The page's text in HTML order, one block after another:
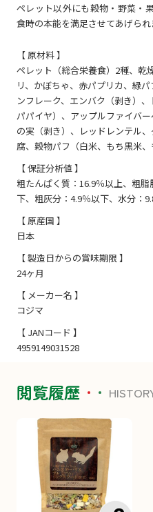
ペレット以外にも穀物・野菜・
食時の本能を満足させてあげら
【 原材料 】
ペレット（総合栄養食）2種、乾
リ、かぼちゃ、赤パプリカ、緑
ンフレーク、エンバク（剥き）
パパイヤ）、アップルファイバ
の実（剥き）、レッドレンテル
腐、穀物パフ（白米、もち黒米
【 保証分析値 】
粗たんぱく質：16.9％以上、粗
下、粗灰分：4.9％以下、水分：
【 原産国 】
日本
【 製造日からの賞味期限 】
24ヶ月
【 メーカー名 】
コジマ
【 JANコード 】
4959149031528
閲覧履歴